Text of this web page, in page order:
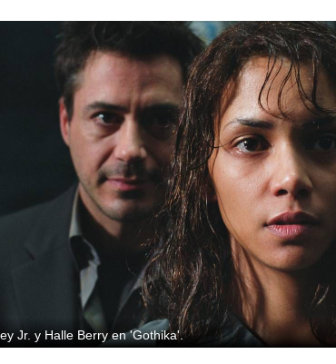
Jr. y Halle Berry en 'Gothika'.